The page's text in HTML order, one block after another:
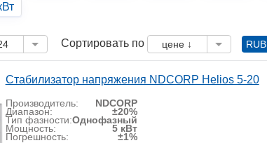
Сортировать по цене ↓ RUB
Стабилизатор напряжения NDCORP Helios 5-20
Производитель: NDCORP
Диапазон: ±20%
Тип фазности:Однофазный
Мощность: 5 кВт
Погрешность: ±1%